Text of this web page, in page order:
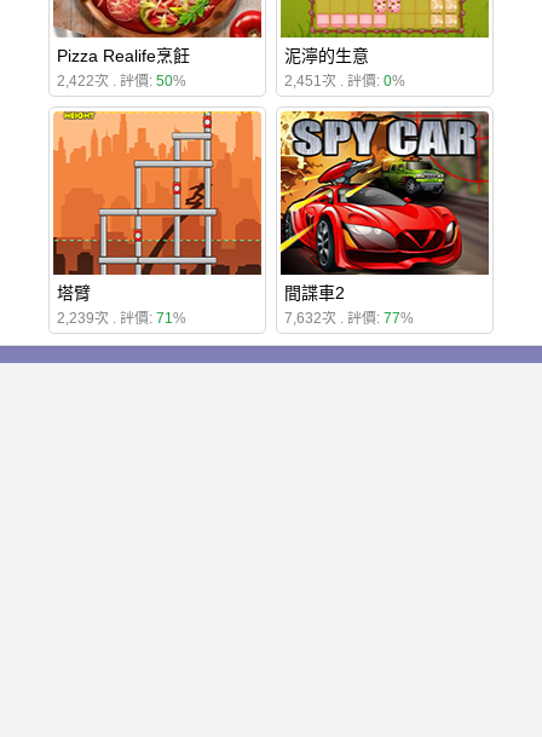
Pizza Realife烹飪
2,422次 . 評價: 50%
泥濘的生意
2,451次 . 評價: 0%
塔臂
2,239次 . 評價: 71%
間諜車2
7,632次 . 評價: 77%